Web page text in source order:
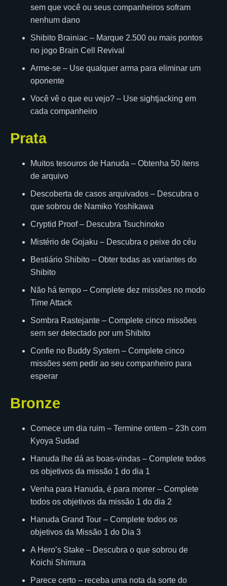
sem que você ou seus companheiros sofram
nenhum dano
Shibito Brainiac – Marque 2.500 ou mais pontos
no jogo Brain Cell Revival
Arme-se – Use qualquer arma para eliminar um
oponente
Você vê o que eu vejo? – Use sightjacking em
cada companheiro
Prata
Muitos tesouros de Hanuda – Obtenha 50 itens
de arquivo
Descoberta de casos arquivados – Descubra o
que sobrou de Namiko Yoshikawa
Cryptid Proof – Descubra Tsuchinoko
Mistério de Gojaku – Descubra o peixe do céu
Bestiário Shibito – Obter todas as variantes do
Shibito
Não há tempo – Complete dez missões no modo
Time Attack
Sombra Rastejante – Complete cinco missões
sem ser detectado por um Shibito
Confie no Buddy System – Complete cinco
missões sem pedir ao seu companheiro para
esperar
Bronze
Comece um dia ruim – Termine ontem – 23h com
Kyoya Sudad
Hanuda lhe dá as boas-vindas – Complete todos
os objetivos da missão 1 do dia 1
Venha para Hanuda, é para morrer – Complete
todos os objetivos da missão 1 do dia 2
Hanuda Grand Tour – Complete todos os
objetivos da Missão 1 do Dia 3
A Hero’s Stake – Descubra o que sobrou de
Koichi Shimura
Parece certo – receba uma nota da sorte do